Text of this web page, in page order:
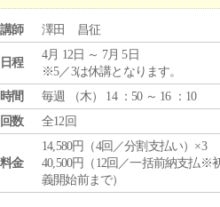
講師 澤田 昌征
日程
4月 12日 ～ 7月 5日
※5／3は休講となります。
時間
毎週 （木） 14 ：50 ～ 16 ：10
回数
全12回
料金
14,580円（4回／分割支払い）×3
40,500円（12回／一括前納支払※
義開始前まで）